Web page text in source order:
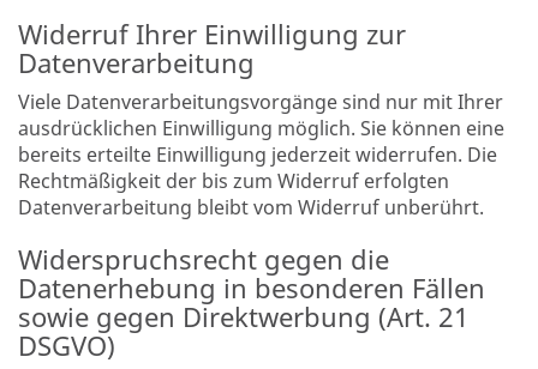
Widerruf Ihrer Einwilligung zur
Datenverarbeitung
Viele Datenverarbeitungsvorgänge sind nur mit Ihrer
ausdrücklichen Einwilligung möglich. Sie können eine
bereits erteilte Einwilligung jederzeit widerrufen. Die
Rechtmäßigkeit der bis zum Widerruf erfolgten
Datenverarbeitung bleibt vom Widerruf unberührt.
Widerspruchsrecht gegen die
Datenerhebung in besonderen Fällen
sowie gegen Direktwerbung (Art. 21
DSGVO)